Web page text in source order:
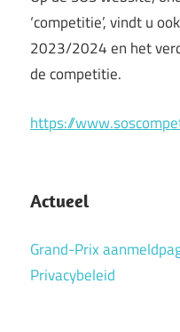
‘competitie’, vindt u
2023/2024 en het
de competitie.
https://
Actueel
Grand-Prix
Privacybeleid